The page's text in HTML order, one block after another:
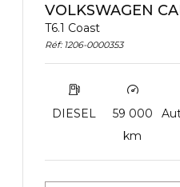
VOLKSWAGEN
T6.1 Coast
Réf: 1206-0000353
DIESEL
59 000
km